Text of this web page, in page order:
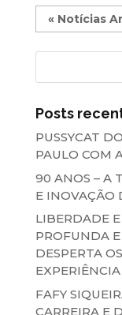
«
Posts
PUSSYCAT
PAULO COM
90 ANOS – A
E INOVAÇÃO
LIBERDADE
PROFUNDA
DESPERTA
FAFY
CARREIRA E